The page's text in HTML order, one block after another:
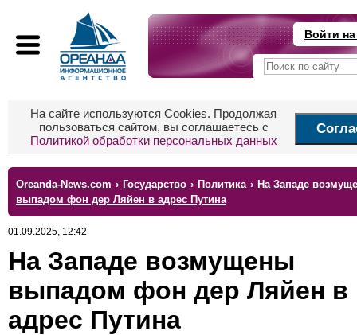
Войти
На сайте используются Cookies. Продолжая
пользоваться сайтом, вы соглашаетесь с
Политикой обработки персональных данных
Oreanda-News.com › Государство › Политика › На Западе
выпадом фон дер Ляйен в адрес Путина
01.09.2025, 12:42
На Западе возмущены
выпадом фон дер Ляйен в
адрес Путина